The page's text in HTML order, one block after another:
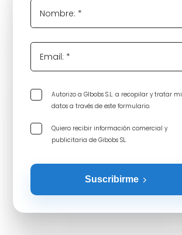
Nombre: *
Email: *
Autorizo a GIbobs S.L. a recopilar y tratar
datos a través de este formulario.
Quiero recibir información comercial y
publicitaria de Gibobs SL.
Suscribirme